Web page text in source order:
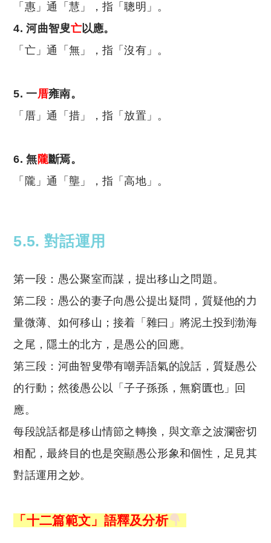
「惠」通「慧」，指「聰明」。
4. 河曲智叟亡以應。
「亡」通「無」，指「沒有」。
5. 一厝雍南。
「厝」通「措」，指「放置」。
6. 無隴斷焉。
「隴」通「壟」，指「高地」。
5.5. 對話運用
第一段：愚公聚室而謀，提出移山之問題。
第二段：愚公的妻子向愚公提出疑問，質疑他的力
量微薄、如何移山；接着「雜曰」將泥土投到渤海
之尾，隱土的北方，是愚公的回應。
第三段：河曲智叟帶有嘲弄語氣的說話，質疑愚公
的行動；然後愚公以「子子孫孫，無窮匱也」回
應。
每段說話都是移山情節之轉換，與文章之波瀾密切
相配，最終目的也是突顯愚公形象和個性，足見其
對話運用之妙。
「十二篇範文」 語釋及分析